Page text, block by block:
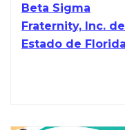
Beta Sigma
Fraternity, Inc.
Estado de Florida